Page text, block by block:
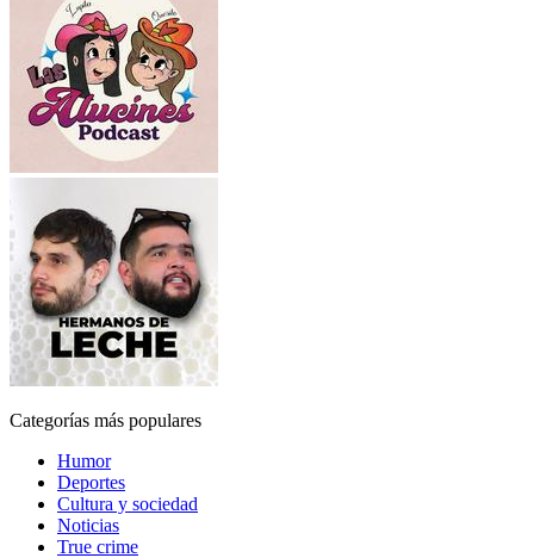
Categorías más populares
Humor
Deportes
Cultura y sociedad
Noticias
True crime